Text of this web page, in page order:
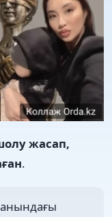
жасап,
.